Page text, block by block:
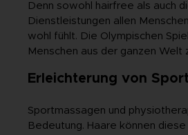
Denn sowohl hairfree als auch
Dienstleistungen allen
wohl fühlt. Die Olympischen
Menschen aus der ganzen Welt
Erleichterung von
Sportmassagen und
Bedeutung. Haare können